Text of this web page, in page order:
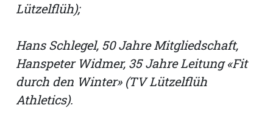
Lützelflüh);
Hans Schlegel, 50 Jahre Mitgliedschaft,
Hanspeter Widmer, 35 Jahre Leitung «Fit
durch den Winter» (TV Lützelflüh
Athletics).